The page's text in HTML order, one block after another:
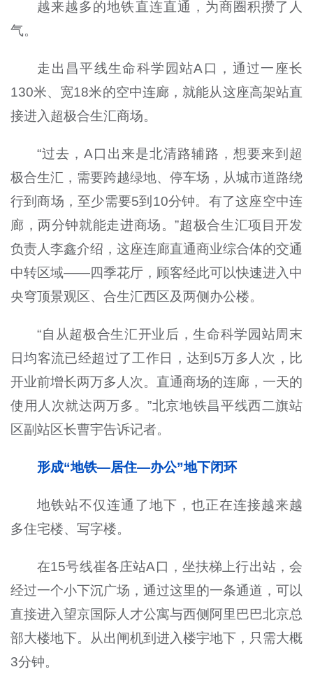
越来越多的地铁直连直通，为商圈积攒了人
气。
走出昌平线生命科学园站A口，通过一座长
130米、宽18米的空中连廊，就能从这座高架站直
接进入超极合生汇商场。
“过去，A口出来是北清路辅路，想要来到超
极合生汇，需要跨越绿地、停车场，从城市道路绕
行到商场，至少需要5到10分钟。有了这座空中连
廊，两分钟就能走进商场。”超极合生汇项目开发
负责人李鑫介绍，这座连廊直通商业综合体的交通
中转区域——四季花厅，顾客经此可以快速进入中
央穹顶景观区、合生汇西区及两侧办公楼。
“自从超极合生汇开业后，生命科学园站周末
日均客流已经超过了工作日，达到5万多人次，比
开业前增长两万多人次。直通商场的连廊，一天的
使用人次就达两万多。”北京地铁昌平线西二旗站
区副站区长曹宇告诉记者。
形成“地铁—居住—办公”地下闭环
地铁站不仅连通了地下，也正在连接越来越
多住宅楼、写字楼。
在15号线崔各庄站A口，坐扶梯上行出站，会
经过一个小下沉广场，通过这里的一条通道，可以
直接进入望京国际人才公寓与西侧阿里巴巴北京总
部大楼地下。从出闸机到进入楼宇地下，只需大概
3分钟。